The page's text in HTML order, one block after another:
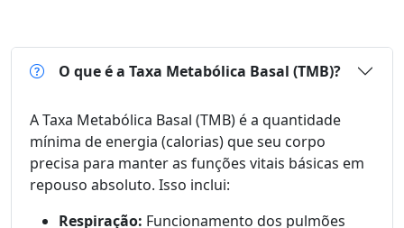
O que é a Taxa Metabólica Basal (TMB)?
A Taxa Metabólica Basal (TMB) é a quantidade
mínima de energia (calorias) que seu corpo
precisa para manter as funções vitais básicas em
repouso absoluto. Isso inclui:
Respiração: Funcionamento dos pulmões